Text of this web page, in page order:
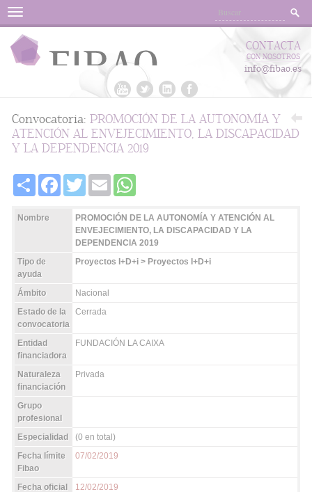
Menu
CONTACTA
CON NOSOTROS
info@fibao.es
Convocatoria: PROMOCIÓN DE LA AUTONOMÍA Y
ATENCIÓN AL ENVEJECIMIENTO, LA DISCAPACIDAD
Y LA DEPENDENCIA 2019
Share FacebookTwitter Email
Nombre
PROMOCIÓN DE LA AUTONOMÍA Y ATENCIÓN AL
ENVEJECIMIENTO, LA DISCAPACIDAD Y LA
DEPENDENCIA 2019
Tipo de
ayuda
Proyectos I+D+i > Proyectos I+D+i
Ámbito
Nacional
Estado de la
convocatoria
Cerrada
Entidad
financiadora
FUNDACIÓN LA CAIXA
Naturaleza
financiación
Privada
Grupo
profesional
Especialidad
(0 en total)
Fecha límite
Fibao
07/02/2019
Fecha oficial 12/02/2019